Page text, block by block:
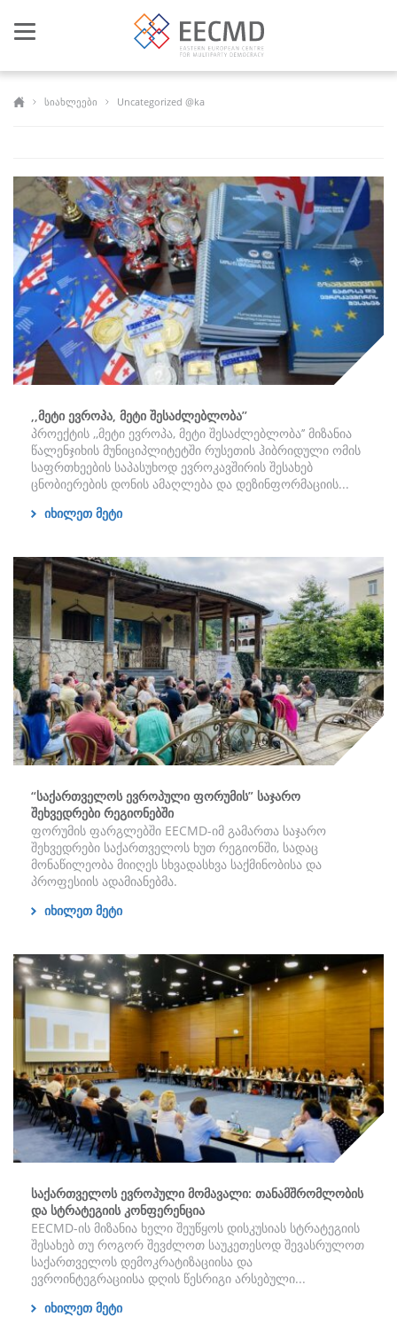
Toggle
სიახლეები Uncategorized @ka
,,მეტი ევროპა, მეტი შესაძლებლობა’’
პროექტის ,,მეტი ევროპა, მეტი შესაძლებლობა’’ მიზანია
წალენჯიხის მუნიციპლიტეტში რუსეთის ჰიბრიდული ომის
საფრთხეების საპასუხოდ ევროკავშირის შესახებ
ცნობიერების დონის ამაღლება და დეზინფორმაციის...
იხილეთ მეტი
“საქართველოს ევროპული ფორუმის” საჯარო
შეხვედრები რეგიონებში
ფორუმის ფარგლებში EECMD-იმ გამართა საჯარო
შეხვედრები საქართველოს ხუთ რეგიონში, სადაც
მონაწილეობა მიიღეს სხვადასხვა საქმინობისა და
პროფესიის ადამიანებმა.
იხილეთ მეტი
საქართველოს ევროპული მომავალი: თანამშრომლობის
და სტრატეგიის კონფერენცია
EECMD-ის მიზანია ხელი შეუწყოს დისკუსიას სტრატეგიის
შესახებ თუ როგორ შევძლოთ საუკეთესოდ შევასრულოთ
საქართველოს დემოკრატიზაციისა და
ევროინტეგრაციისა დღის წესრიგი არსებული...
იხილეთ მეტი